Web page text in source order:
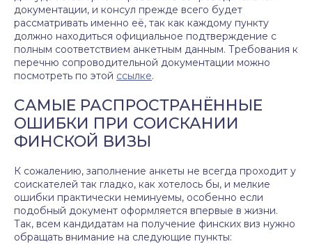
документации, и консул прежде всего будет
рассматривать именно её, так как каждому пункту
должно находиться официальное подтверждение с
полным соответствием анкетным данным. Требования к
перечню сопроводительной документации можно
посмотреть по этой ссылке.
САМЫЕ РАСПРОСТРАНЁННЫЕ
ОШИБКИ ПРИ СОИСКАНИИ
ФИНСКОЙ ВИЗЫ
К сожалению, заполнение анкеты не всегда проходит у
соискателей так гладко, как хотелось бы, и мелкие
ошибки практически неминуемы, особенно если
подобный документ оформляется впервые в жизни.
Так, всем кандидатам на получение финских виз нужно
обращать внимание на следующие пункты: